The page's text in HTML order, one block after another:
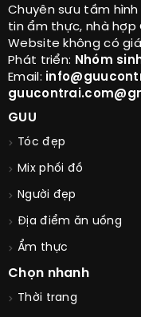
Chuyên sưu tầm
tin ẩm thực, nhà hợp
Website không có
Phát triển: Nhóm
Email:
GUU
Tóc đẹp
Mix phối đồ
Người đẹp
Địa điểm ăn uống
Ẩm thực
Chọn nhanh
Thời trang